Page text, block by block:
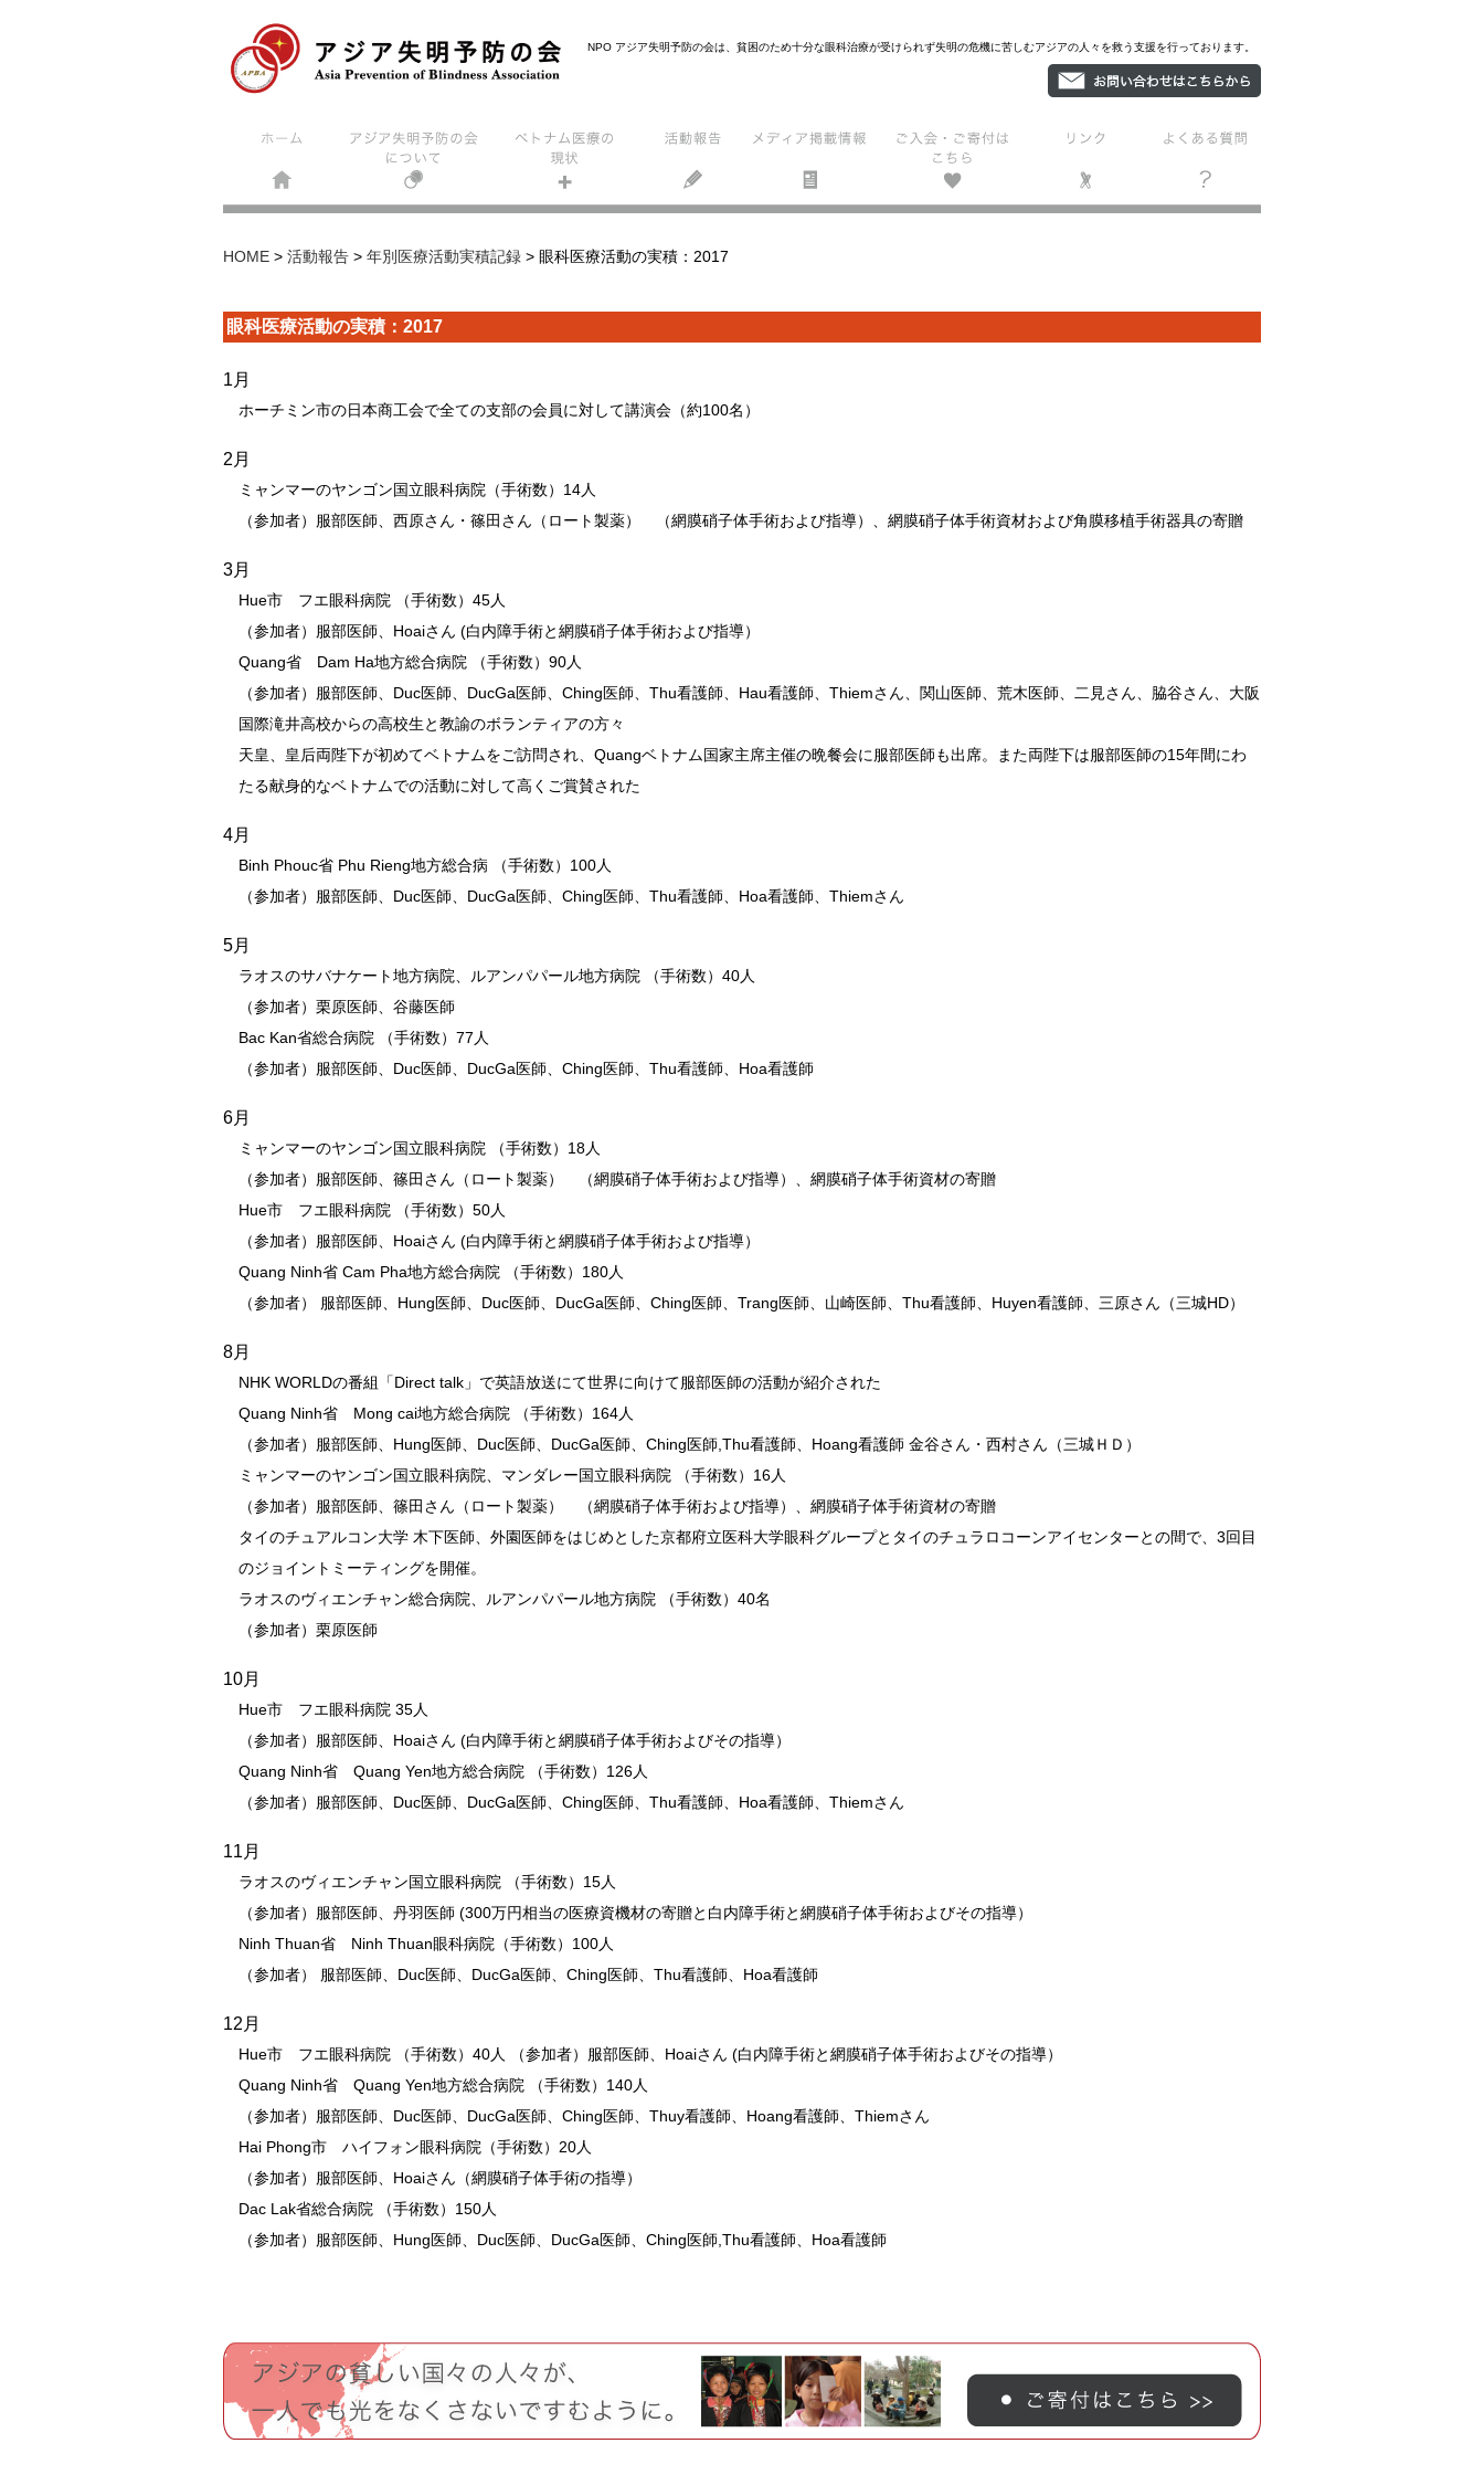
NPO アジア失明予防の会は、貧困のため十分な眼科治療が受けられず失明の危機に苦しむアジアの人々を救う支援を行っております。
HOME > 活動報告 > 年別医療活動実積記録 > 眼科医療活動の実積：2017
眼科医療活動の実積：2017
1月
ホーチミン市の日本商工会で全ての支部の会員に対して講演会（約100名）
2月
ミャンマーのヤンゴン国立眼科病院（手術数）14人
（参加者）服部医師、西原さん・篠田さん（ロート製薬） （網膜硝子体手術および指導）、網膜硝子体手術資材および角膜移植手術器具の寄贈
3月
Hue市 フエ眼科病院 （手術数）45人
（参加者）服部医師、Hoaiさん (白内障手術と網膜硝子体手術および指導）
Quang省 Dam Ha地方総合病院 （手術数）90人
（参加者）服部医師、Duc医師、DucGa医師、Ching医師、Thu看護師、Hau看護師、Thiemさん、関山医師、荒木医師、二見さん、脇谷さん、大阪
国際滝井高校からの高校生と教諭のボランティアの方々
天皇、皇后両陛下が初めてベトナムをご訪問され、Quangベトナム国家主席主催の晩餐会に服部医師も出席。また両陛下は服部医師の15年間にわ
たる献身的なベトナムでの活動に対して高くご賞賛された
4月
Binh Phouc省 Phu Rieng地方総合病 （手術数）100人
（参加者）服部医師、Duc医師、DucGa医師、Ching医師、Thu看護師、Hoa看護師、Thiemさん
5月
ラオスのサバナケート地方病院、ルアンパパール地方病院 （手術数）40人
（参加者）栗原医師、谷藤医師
Bac Kan省総合病院 （手術数）77人
（参加者）服部医師、Duc医師、DucGa医師、Ching医師、Thu看護師、Hoa看護師
6月
ミャンマーのヤンゴン国立眼科病院 （手術数）18人
（参加者）服部医師、篠田さん（ロート製薬） （網膜硝子体手術および指導）、網膜硝子体手術資材の寄贈
Hue市 フエ眼科病院 （手術数）50人
（参加者）服部医師、Hoaiさん (白内障手術と網膜硝子体手術および指導）
Quang Ninh省 Cam Pha地方総合病院 （手術数）180人
（参加者） 服部医師、Hung医師、Duc医師、DucGa医師、Ching医師、Trang医師、山崎医師、Thu看護師、Huyen看護師、三原さん（三城HD）
8月
NHK WORLDの番組「Direct talk」で英語放送にて世界に向けて服部医師の活動が紹介された
Quang Ninh省 Mong cai地方総合病院 （手術数）164人
（参加者）服部医師、Hung医師、Duc医師、DucGa医師、Ching医師,Thu看護師、Hoang看護師 金谷さん・西村さん（三城ＨＤ）
ミャンマーのヤンゴン国立眼科病院、マンダレー国立眼科病院 （手術数）16人
（参加者）服部医師、篠田さん（ロート製薬） （網膜硝子体手術および指導）、網膜硝子体手術資材の寄贈
タイのチュアルコン大学 木下医師、外園医師をはじめとした京都府立医科大学眼科グループとタイのチュラロコーンアイセンターとの間で、3回目
のジョイントミーティングを開催。
ラオスのヴィエンチャン総合病院、ルアンパパール地方病院 （手術数）40名
（参加者）栗原医師
10月
Hue市 フエ眼科病院 35人
（参加者）服部医師、Hoaiさん (白内障手術と網膜硝子体手術およびその指導）
Quang Ninh省 Quang Yen地方総合病院 （手術数）126人
（参加者）服部医師、Duc医師、DucGa医師、Ching医師、Thu看護師、Hoa看護師、Thiemさん
11月
ラオスのヴィエンチャン国立眼科病院 （手術数）15人
（参加者）服部医師、丹羽医師 (300万円相当の医療資機材の寄贈と白内障手術と網膜硝子体手術およびその指導）
Ninh Thuan省 Ninh Thuan眼科病院（手術数）100人
（参加者） 服部医師、Duc医師、DucGa医師、Ching医師、Thu看護師、Hoa看護師
12月
Hue市 フエ眼科病院 （手術数）40人 （参加者）服部医師、Hoaiさん (白内障手術と網膜硝子体手術およびその指導）
Quang Ninh省 Quang Yen地方総合病院 （手術数）140人
（参加者）服部医師、Duc医師、DucGa医師、Ching医師、Thuy看護師、Hoang看護師、Thiemさん
Hai Phong市 ハイフォン眼科病院（手術数）20人
（参加者）服部医師、Hoaiさん（網膜硝子体手術の指導）
Dac Lak省総合病院 （手術数）150人
（参加者）服部医師、Hung医師、Duc医師、DucGa医師、Ching医師,Thu看護師、Hoa看護師